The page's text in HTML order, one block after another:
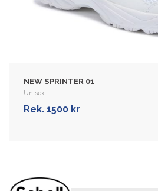
NEW SPRINTER 01
Unisex
Rek. 1500 kr
Sport- og fritidssko til
Overdelen er laget i
føttene puste, er elastisk